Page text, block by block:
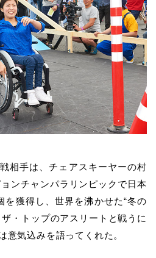
相手は、チェアスキーヤーの村
ンチャンパラリンピックで日本
を獲得し、世界を沸かせた“冬の
・トップのアスリートと戦うに
意気込みを語ってくれた。